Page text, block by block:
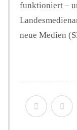
funktioniert –
neue Medien